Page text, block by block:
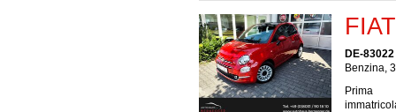
DE-
Benzina,
Prima